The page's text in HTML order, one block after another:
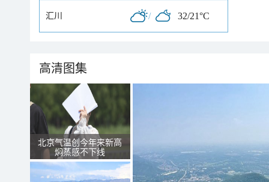
汇川 / 32/21°C
高清图集
北京气温创今年来新高
焖蒸感不下线